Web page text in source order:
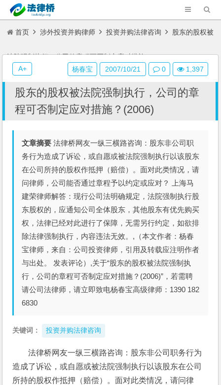
首页 涉外投资并购律师 投资并购法律咨询 股东的股权被
法院强制执行，公司的章程可否制定应对措施？(2006)
股东的股权被法院强制执行，公司的章
程可否制定应对措施？(2006)
文章摘要 法律桥网友一纵三横路咨询：股东非公司职
务行为造成了诉讼，或自愿或被法院强制执行以该股东
在公司所持的股权作抵押（赔偿）。面对此类情况，请
问律师，公司能否通过章程予以约定或应对？ 上海马
建荣律师解答：现行公司法明确规定，法院强制执行股
东股权的，应通知公司全体股东，其他股东有优先购买
权，法律已经对此进行了保障，无需另行约定，如欲排
除法律强制执行，内容违法无效。,（本文作者：杨春
宝律师，来自：公司投资律师，引用及转载应注明作者
与出处。 发表评论）,关于“股东的股权被法院强制执
行，公司的章程可否制定应对措施？(2006)”，若需聘
请公司法律师，请立即致电杨春宝高级律师：1390 182
6830
关键词： 投资并购法律咨询
法律桥网友一纵三横路咨询：股东非公司职务行为
造成了诉讼，或自愿或被法院强制执行以该股东在公司
所持的股权作抵押（赔偿）。面对此类情况，请问律
杨春宝 2007/10/21 0 1,397
A+